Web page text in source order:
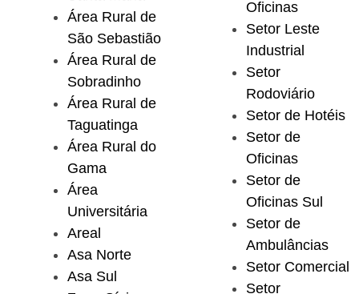
Área Rural de
São Sebastião
Área Rural de
Sobradinho
Área Rural de
Taguatinga
Área Rural do
Gama
Área
Universitária
Areal
Asa Norte
Asa Sul
Oficinas
Setor Leste
Industrial
Setor
Rodoviário
Setor de Hotéis
Setor de
Oficinas
Setor de
Oficinas Sul
Setor de
Ambulâncias
Setor Comercial
Setor